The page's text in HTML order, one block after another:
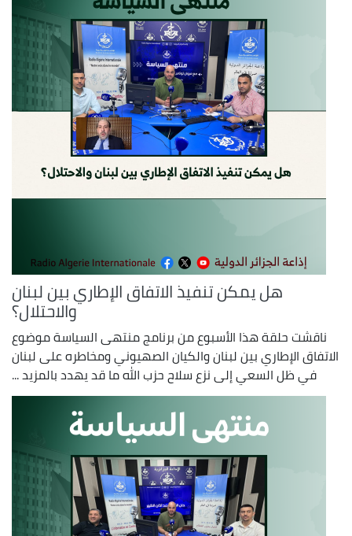
هل يمكن تنفيذ الاتفاق الإطاري بين لبنان
والاحتلال؟
ناقشت حلقة هذا الأسبوع من برنامج منتهى السياسة موضوع
الاتفاق الإطاري بين لبنان والكيان الصهيوني ومخاطره على لبنان
في ظل السعي إلى نزع سلاح حزب الله ما قد يهدد بالمزيد ...